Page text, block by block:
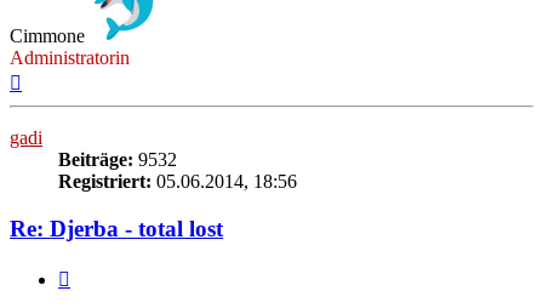
Cimmone
Administratorin
gadi
Beiträge: 9532
Registriert: 05.06.2014, 18:56
Re: Djerba - total lost